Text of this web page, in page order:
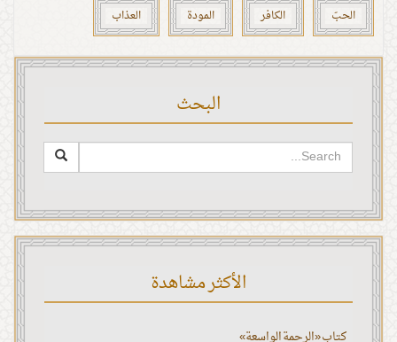
الحبّ الكافر المودة العذاب
البحث
الأكثر مشاهدة
كتاب «الرحمة الواسعة»